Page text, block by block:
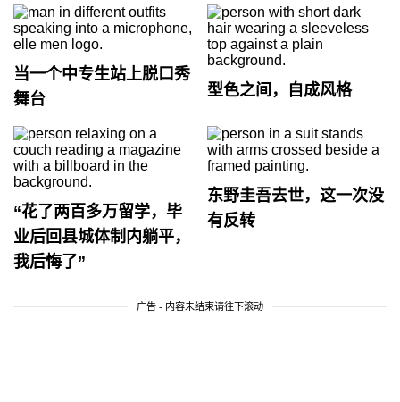
当一个中专生站上脱口秀
舞台
型色之间，自成风格
“花了两百多万留学，毕
业后回县城体制内躺平，
我后悔了”
东野圭吾去世，这一次没
有反转
广告 - 内容未结束请往下滚动